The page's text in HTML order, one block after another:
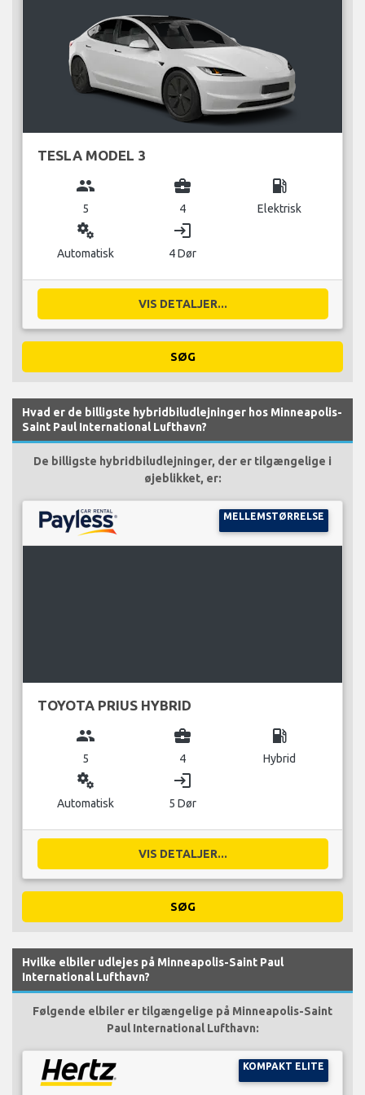
TESLA MODEL 3
group
5
business_center
4
local_gas_station
Elektrisk
miscellaneous_services
Automatisk
login
4 Dør
VIS DETALJER...
SØG
Hvad er de billigste hybridbiludlejninger hos Minneapolis-
Saint Paul International Lufthavn?
De billigste hybridbiludlejninger, der er tilgængelige i
øjeblikket, er:
MELLEMSTØRRELSE
TOYOTA PRIUS HYBRID
group
5
business_center
4
local_gas_station
Hybrid
miscellaneous_services
Automatisk
login
5 Dør
VIS DETALJER...
SØG
Hvilke elbiler udlejes på Minneapolis-Saint Paul
International Lufthavn?
Følgende elbiler er tilgængelige på Minneapolis-Saint
Paul International Lufthavn:
KOMPAKT ELITE